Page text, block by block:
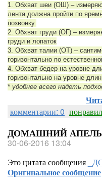
1. Обхват шеи (ОШ) –
лента должна пройти по
позвонку.
2. Обхват груди (ОГ) –
груди и лопаток
3. Обхват талии (ОТ) –
горизонтально по
4. Обхват бедер на уровне
горизонтально на уровне
* удобнее всего надеть
комментарии: 0
ДОМАШНИЙ
30-06-2016 13:04
Это цитата сообщения
Оригинальное сообщение